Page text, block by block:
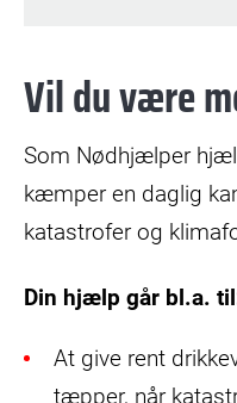
Vil du være
Som Nødhjælper
kæmper en daglig
katastrofer og
Din hjælp går bl.a.
At give rent
tæpper, når